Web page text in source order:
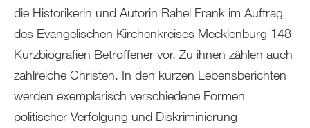
die Historikerin und Autorin Rahel Frank im Auftrag
des Evangelischen Kirchenkreises Mecklenburg 148
Kurzbiografien Betroffener vor. Zu ihnen zählen auch
zahlreiche Christen. In den kurzen Lebensberichten
werden exemplarisch verschiedene Formen
politischer Verfolgung und Diskriminierung